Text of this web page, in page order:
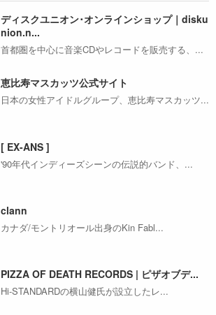
ディスクユニオン･オンラインショップ｜disku
nion.n...
首都圏を中心に音楽CDやレコードを販売する、...
恵比寿マスカッツ公式サイト
日本の女性アイドルグループ、恵比寿マスカッツ...
[ EX-ANS ]
'90年代インディーズシーンの伝説的バンド、...
clann
カナダ/モントリオール出身のKin Fabl...
PIZZA OF DEATH RECORDS | ピザオブデ...
Hi-STANDARDの横山健氏が設立したレ...